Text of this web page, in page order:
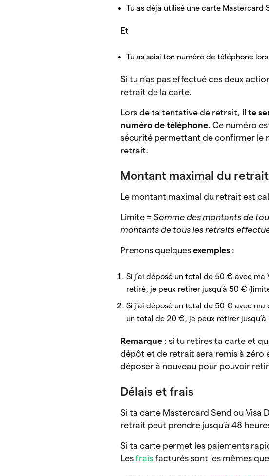
Tu as déjà utilisé une carte Mastercard
Et
Tu as saisi ton numéro de téléphone
Si tu n’as pas effectué ces deux
retrait de la carte.
Lors de ta tentative de retrait, il te
numéro de téléphone. Ce numéro
sécurité permettant de confirmer le
retrait.
Montant maximal du retrait
Le montant maximal du retrait est
Limite =Somme des montants de
montants de tous les retraits
Prenons quelquesexemples :
Si j’ai déposé un total de 50 € avec ma
retiré, je peux retirer jusqu’à 50 €
Si j’ai déposé un total de 50 € avec
un total de 20 €, je peux retirer
Remarque : si tu retires ta carte et
dépôt et de retrait sera remis à zéro
déposer à nouveau pour pouvoir
Délais et frais
Si ta carte Mastercard Send ou Visa
retrait peut prendre jusqu’à 48
Si ta carte permet les paiements
Lesfraisfacturés sont les mêmes